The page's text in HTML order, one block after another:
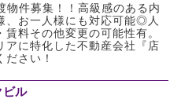
件募集！！高級感のある内
、お一人様にも対応可能◎人
料その他変更の可能性有。
アに特化した不動産会社『店
さい！
ビル